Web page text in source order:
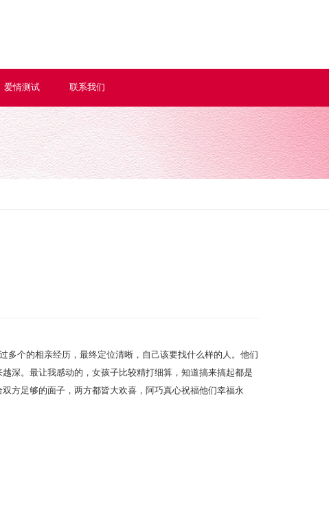
爱情测试 联系我们
多个的相亲经历，最终定位清晰，自己该要找什么样的人。他们
深。最让我感动的，女孩子比较精打细算，知道搞来搞起都是
方足够的面子，两方都皆大欢喜，阿巧真心祝福他们幸福永